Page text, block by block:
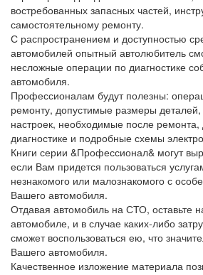
востребованных запасных частей,
самостоятельному ремонту.
С распространением и доступностью
автомобилей опытный автолюбитель
несложные операции по диагностике
автомобиля.
Профессионалам будут полезны:
ремонту, допустимые размеры
настроек, необходимые после
диагностике и подробные схемы
Книги серии &Профессионал& могут
если Вам придется пользоваться
незнакомого или малознакомого с
Вашего автомобиля.
Отдавая автомобиль на СТО, оставьте
автомобиле, и в случае каких-либо
сможет воспользоваться ею, что
Вашего автомобиля.
Качественное изложение материала